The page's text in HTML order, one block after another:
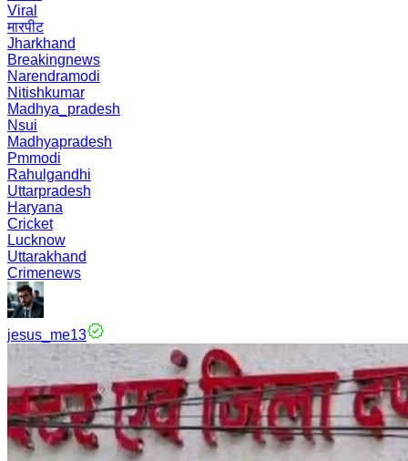
Viral
मारपीट
Jharkhand
Breakingnews
Narendramodi
Nitishkumar
Madhya_pradesh
Nsui
Madhyapradesh
Pmmodi
Rahulgandhi
Uttarpradesh
Haryana
Cricket
Lucknow
Uttarakhand
Crimenews
jesus_me13